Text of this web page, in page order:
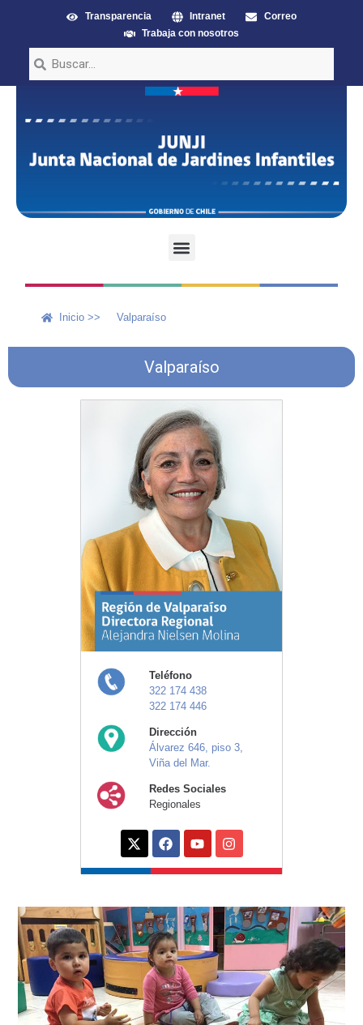
Transparencia Intranet
Correo
Trabaja con nosotros
Inicio >> Valparaíso
Valparaíso
Teléfono
322 174 438
322 174 446
Dirección
Álvarez 646, piso 3,
Viña del Mar.
Redes Sociales
Regionales